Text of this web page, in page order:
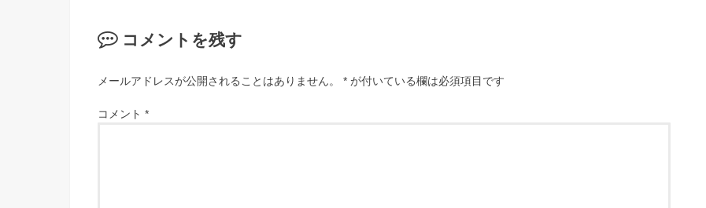
コメントを残す
メールアドレスが公開されることはありません。 * が付いている欄は必須項目です
コメント *